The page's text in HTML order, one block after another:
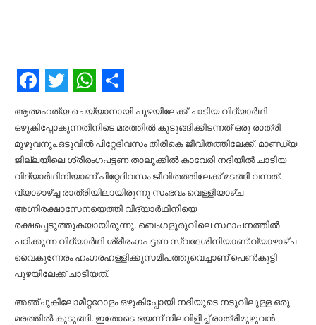
Facebook
Twitter
WhatsApp
Share
ആത്മഹത്യ ചെയ്യാനായി പുഴയിലേക്ക് ചാടിയ വിദ്യാർഥി
ഒഴുകിപ്പോകുന്നതിനിടെ മരത്തില്‍ കുടുങ്ങിക്കിടന്നത് ഒരു രാത്രി
മുഴുവനും.ഒടുവില്‍ പിറ്റേദിവസം തിരികെ ജീവിതത്തിലേക്ക്. മാണ്ഡ്യ
ജില്ലയിലെ ശ്രീരംഗപട്ടണ താലൂക്കില്‍ കാവേരി നദിയില്‍ ചാടിയ
വിദ്യാർഥിനിയാണ് പിറ്റേദിവസം ജീവിതത്തിലേക്ക് മടങ്ങി വന്നത്.
വ്യാഴാഴ്ച്ച രാത്രിയിലായിരുന്നു സംഭവം വെള്ളിയാഴ്ച
അഗ്നിരക്ഷാസേനയെത്തി വിദ്യാർഥിനിയെ
രക്ഷപ്പെടുത്തുകയായിരുന്നു. ബെംഗളൂരുവിലെ സ്ഥാപനത്തില്‍
പഠിക്കുന്ന വിദ്യാർഥി ശ്രീരംഗപട്ടണ സ്വദേശിനിയാണ്.വ്യാഴാഴ്ച
വൈകുന്നേരം ഹംഗരഹള്ളിക്കുസമീപത്തുവെച്ചാണ് പെണ്‍കുട്ടി
പുഴയിലേക്ക് ചാടിയത്.
അഞ്ചുകിലോമീറ്ററോളം ഒഴുകിപ്പോയി നദിയുടെ നടുവിലുള്ള ഒരു
മരത്തില്‍ കുടുങ്ങി. ഇതോടെ ഭയന്ന് നിലവിളിച്ച്‌ രാത്രിമുഴുവൻ